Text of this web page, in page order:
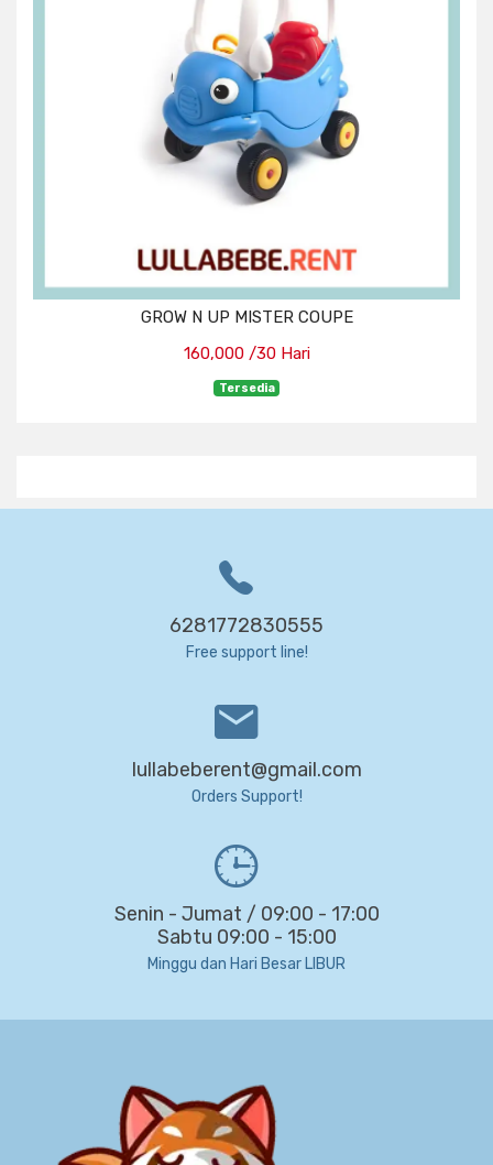
GROW N UP MISTER COUPE
160,000 /30 Hari
Tersedia
6281772830555
Free support line!
lullabeberent@gmail.com
Orders Support!
Senin - Jumat / 09:00 - 17:00
Sabtu 09:00 - 15:00
Minggu dan Hari Besar LIBUR